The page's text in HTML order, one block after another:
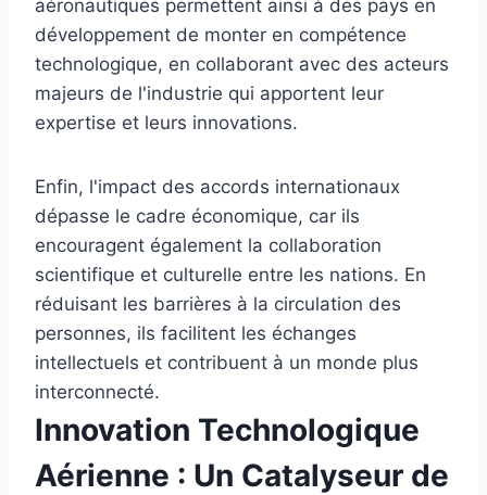
aéronautiques permettent ainsi à des pays en
développement de monter en compétence
technologique, en collaborant avec des acteurs
majeurs de l'industrie qui apportent leur
expertise et leurs innovations.
Enfin, l'impact des accords internationaux
dépasse le cadre économique, car ils
encouragent également la collaboration
scientifique et culturelle entre les nations. En
réduisant les barrières à la circulation des
personnes, ils facilitent les échanges
intellectuels et contribuent à un monde plus
interconnecté.
Innovation Technologique
Aérienne : Un Catalyseur de